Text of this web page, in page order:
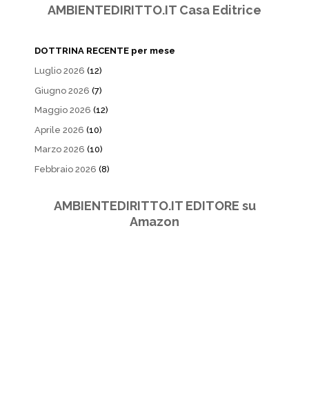
AMBIENTEDIRITTO.IT Casa Editrice
DOTTRINA RECENTE per mese
Luglio 2026 (12)
Giugno 2026 (7)
Maggio 2026 (12)
Aprile 2026 (10)
Marzo 2026 (10)
Febbraio 2026 (8)
AMBIENTEDIRITTO.IT EDITORE su
Amazon